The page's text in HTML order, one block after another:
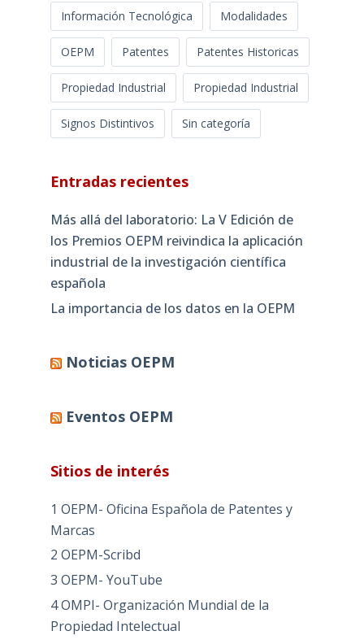
Información Tecnológica Modalidades
OEPM Patentes Patentes Historicas
Propiedad Industrial Propiedad Industrial
Signos Distintivos Sin categoría
Entradas recientes
Más allá del laboratorio: La V Edición de
los Premios OEPM reivindica la aplicación
industrial de la investigación científica
española
La importancia de los datos en la OEPM
Noticias OEPM
Eventos OEPM
Sitios de interés
1 OEPM- Oficina Española de Patentes y
Marcas
2 OEPM-Scribd
3 OEPM- YouTube
4 OMPI- Organización Mundial de la
Propiedad Intelectual